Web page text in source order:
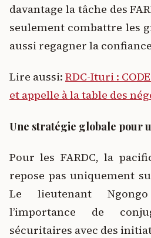
davantage la tâche des
seulement combattre les
aussi regagner la
Lire aussi: RDC-Ituri :
et appelle à la table des
Une stratégie globale pour
Pour les FARDC, la
repose pas uniquement
Le lieutenant
l’importance de
sécuritaires avec des